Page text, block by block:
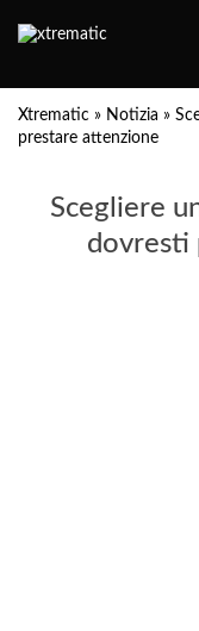
Xtrematic » Notizia »
prestare attenzione
Scegliere
dovresti